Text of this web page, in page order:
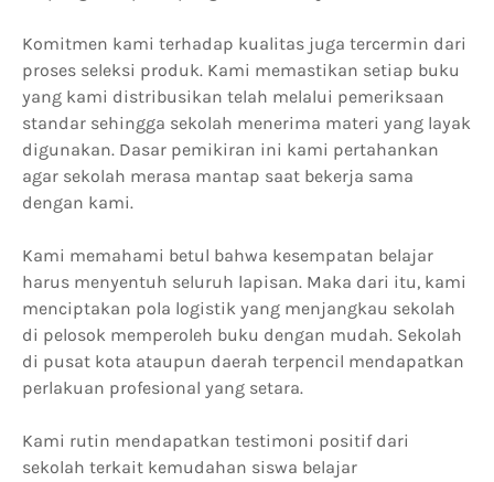
Komitmen kami terhadap kualitas juga tercermin dari
proses seleksi produk. Kami memastikan setiap buku
yang kami distribusikan telah melalui pemeriksaan
standar sehingga sekolah menerima materi yang layak
digunakan. Dasar pemikiran ini kami pertahankan
agar sekolah merasa mantap saat bekerja sama
dengan kami.
Kami memahami betul bahwa kesempatan belajar
harus menyentuh seluruh lapisan. Maka dari itu, kami
menciptakan pola logistik yang menjangkau sekolah
di pelosok memperoleh buku dengan mudah. Sekolah
di pusat kota ataupun daerah terpencil mendapatkan
perlakuan profesional yang setara.
Kami rutin mendapatkan testimoni positif dari
sekolah terkait kemudahan siswa belajar